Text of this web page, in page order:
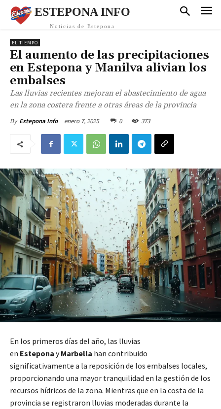
ESTEPONA INFO
Noticias de Estepona
EL TIEMPO
El aumento de las precipitaciones
en Estepona y Manilva alivian los
embalses
Las lluvias recientes mejoran el abastecimiento de agua
en la zona costera frente a otras áreas de la provincia
By Estepona Info enero 7, 2025 0 373
En los primeros días del año, las lluvias
en Estepona yMarbella han contribuido
significativamente a la reposición de los embalses locales,
proporcionando una mayor tranquilidad en la gestión de los
recursos hídricos de la zona. Mientras que en la costa de la
provincia se registraron lluvias moderadas durante la